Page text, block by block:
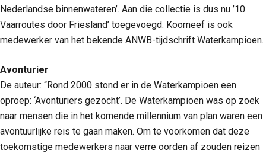
Nederlandse binnenwateren’. Aan die collectie is dus nu ’10
Vaarroutes door Friesland’ toegevoegd. Koorneef is ook
medewerker van het bekende ANWB-tijdschrift Waterkampioen.
Avonturier
De auteur: “Rond 2000 stond er in de Waterkampioen een
oproep: ‘Avonturiers gezocht’. De Waterkampioen was op zoek
naar mensen die in het komende millennium van plan waren een
avontuurlijke reis te gaan maken. Om te voorkomen dat deze
toekomstige medewerkers naar verre oorden af zouden reizen